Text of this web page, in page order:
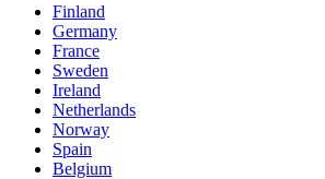
Finland
Germany
France
Sweden
Ireland
Netherlands
Norway
Spain
Belgium